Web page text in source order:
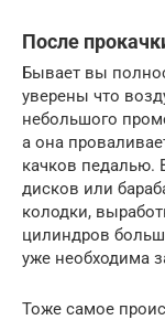
После
Бывает вы
уверены что
небольшого
а она
качков педалью.
дисков или
колодки,
цилиндров
уже необходима
Тоже самое